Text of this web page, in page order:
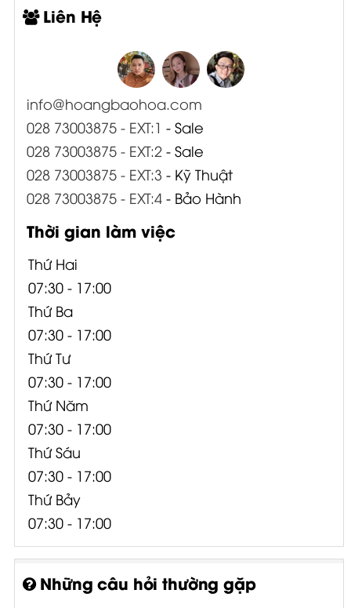
Liên Hệ
info@hoangbaohoa.com
028 73003875 - EXT:1 - Sale
028 73003875 - EXT:2- Sale
028 73003875 - EXT:3 - Kỹ Thuật
028 73003875 - EXT:4- Bảo Hành
Thời gian làm việc
Thứ Hai
07:30 - 17:00
Thứ Ba
07:30 - 17:00
Thứ Tư
07:30 - 17:00
Thứ Năm
07:30 - 17:00
Thứ Sáu
07:30 - 17:00
Thứ Bảy
07:30 - 17:00
Những câu hỏi thường gặp